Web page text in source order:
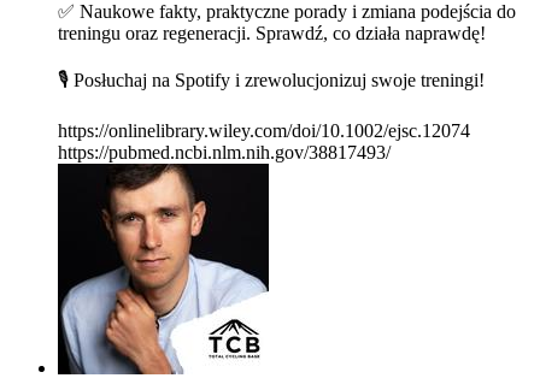
✅ Naukowe fakty, praktyczne porady i zmiana podejścia do
treningu oraz regeneracji. Sprawdź, co działa naprawdę!
🎙️ Posłuchaj na Spotify i zrewolucjonizuj swoje treningi!
https://onlinelibrary.wiley.com/doi/10.1002/ejsc.12074
https://pubmed.ncbi.nlm.nih.gov/38817493/